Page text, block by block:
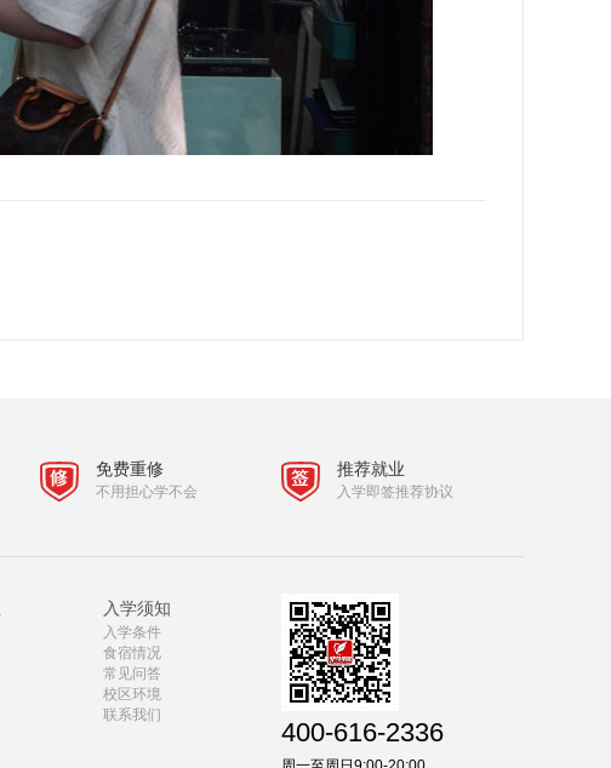
免费重修
不用担心学不会
推荐就业
入学即签推荐协议
入学须知
入学条件
食宿情况
常见问答
校区环境
联系我们
400-616-2336